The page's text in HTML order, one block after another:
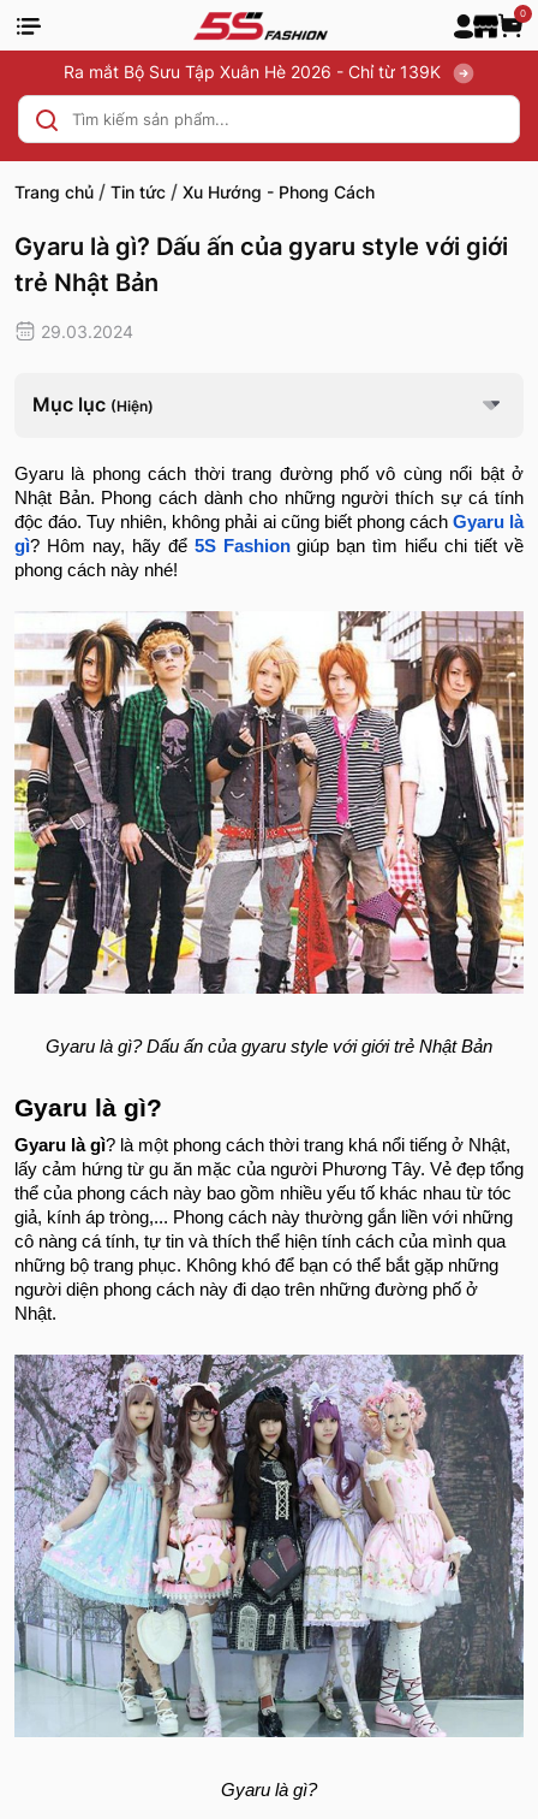
0
Ra mắt Bộ Sưu Tập Xuân Hè 2026 - Chỉ từ 139K
Trang chủ / Tin tức / Xu Hướng - Phong Cách
Gyaru là gì? Dấu ấn của gyaru style với giới
trẻ Nhật Bản
29.03.2024
Mục lục (Hiện)
Gyaru là phong cách thời trang đường phố vô cùng nổi bật ở
Nhật Bản. Phong cách dành cho những người thích sự cá tính
độc đáo. Tuy nhiên, không phải ai cũng biết phong cách Gyaru là
gì? Hôm nay, hãy để 5S Fashiongiúp bạn tìm hiểu chi tiết về
phong cách này nhé!
Gyaru là gì? Dấu ấn của gyaru style với giới trẻ Nhật Bản
Gyaru là gì?
Gyaru là gì? là một phong cách thời trang khá nổi tiếng ở Nhật,
lấy cảm hứng từ gu ăn mặc của người Phương Tây. Vẻ đẹp tổng
thể của phong cách này bao gồm nhiều yếu tố khác nhau từ tóc
giả, kính áp tròng,... Phong cách này thường gắn liền với những
cô nàng cá tính, tự tin và thích thể hiện tính cách của mình qua
những bộ trang phục. Không khó để bạn có thể bắt gặp những
người diện phong cách này đi dạo trên những đường phố ở
Nhật.
Gyaru là gì?